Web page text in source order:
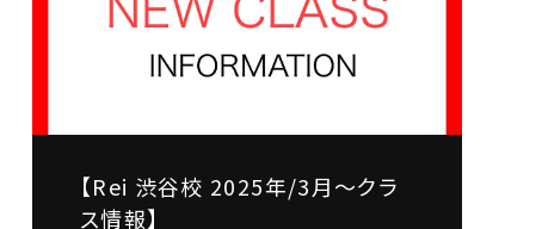
【Rei 渋谷校 2025年/3月～クラ
ス情報】